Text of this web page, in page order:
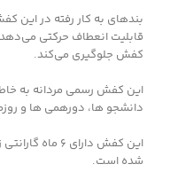
بندهای به کار رفته در این
قابلیت انعطاف حرکتی
کفش جلوگیری می‌کند.
این کفش رسمی مردانه به
دانشجو ها، دورهمی ها و
شده است.